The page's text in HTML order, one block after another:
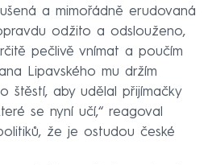
a mimořádně erudovaná
odžito a odslouženo,
pečlivě vnímat a poučím
Lipavského mu držím
štěstí, aby udělal přijímačky
se nyní učí,“ reagoval
že je ostudou české